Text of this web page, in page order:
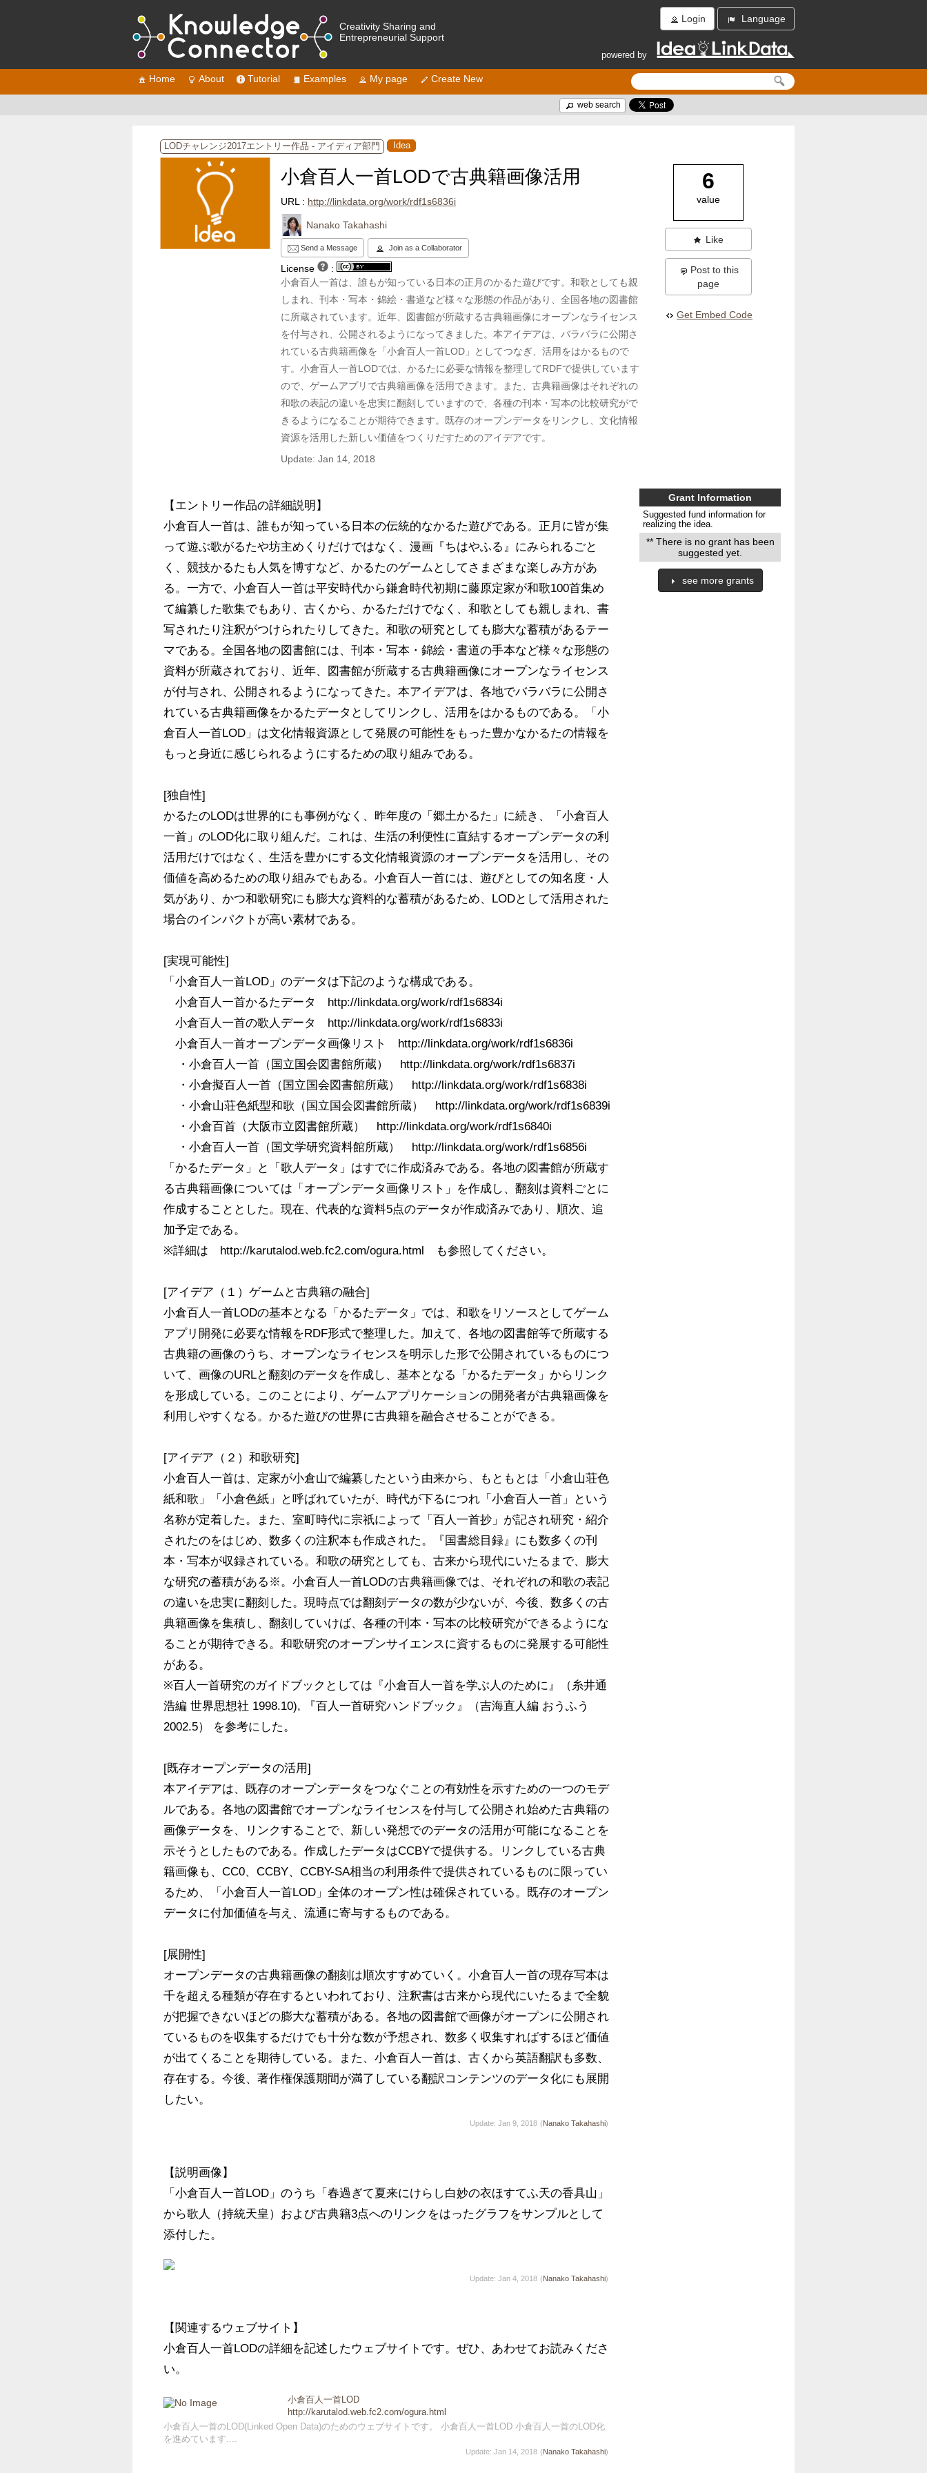
Creativity Sharing and
Entrepreneurial Support
Login Language
powered by
Home About Tutorial Examples My page Create New
web search
LODチャレンジ2017エントリー作品 - アイディア部門 Idea
小倉百人一首LODで古典籍画像活用
URL : http://linkdata.org/work/rdf1s6836i
Nanako Takahashi
Send a Message Join as a Collaborator
License
:
小倉百人一首は、誰もが知っている日本の正月のかるた遊びです。和歌としても親
しまれ、刊本・写本・錦絵・書道など様々な形態の作品があり、全国各地の図書館
に所蔵されています。近年、図書館が所蔵する古典籍画像にオープンなライセンス
を付与され、公開されるようになってきました。本アイデアは、バラバラに公開さ
れている古典籍画像を「小倉百人一首LOD」としてつなぎ、活用をはかるもので
す。小倉百人一首LODでは、かるたに必要な情報を整理してRDFで提供しています
ので、ゲームアプリで古典籍画像を活用できます。また、古典籍画像はそれぞれの
和歌の表記の違いを忠実に翻刻していますので、各種の刊本・写本の比較研究がで
きるようになることが期待できます。既存のオープンデータをリンクし、文化情報
資源を活用した新しい価値をつくりだすためのアイデアです。
Update: Jan 14, 2018
6
value
Like
Post to this
page
Get Embed Code
【エントリー作品の詳細説明】
小倉百人一首は、誰もが知っている日本の伝統的なかるた遊びである。正月に皆が集
って遊ぶ歌がるたや坊主めくりだけではなく、漫画『ちはやふる』にみられるごと
く、競技かるたも人気を博すなど、かるたのゲームとしてさまざまな楽しみ方があ
る。一方で、小倉百人一首は平安時代から鎌倉時代初期に藤原定家が和歌100首集め
て編纂した歌集でもあり、古くから、かるただけでなく、和歌としても親しまれ、書
写されたり注釈がつけられたりしてきた。和歌の研究としても膨大な蓄積があるテー
マである。全国各地の図書館には、刊本・写本・錦絵・書道の手本など様々な形態の
資料が所蔵されており、近年、図書館が所蔵する古典籍画像にオープンなライセンス
が付与され、公開されるようになってきた。本アイデアは、各地でバラバラに公開さ
れている古典籍画像をかるたデータとしてリンクし、活用をはかるものである。「小
倉百人一首LOD」は文化情報資源として発展の可能性をもった豊かなかるたの情報を
もっと身近に感じられるようにするための取り組みである。
[独自性]
かるたのLODは世界的にも事例がなく、昨年度の「郷土かるた」に続き、「小倉百人
一首」のLOD化に取り組んだ。これは、生活の利便性に直結するオープンデータの利
活用だけではなく、生活を豊かにする文化情報資源のオープンデータを活用し、その
価値を高めるための取り組みでもある。小倉百人一首には、遊びとしての知名度・人
気があり、かつ和歌研究にも膨大な資料的な蓄積があるため、LODとして活用された
場合のインパクトが高い素材である。
[実現可能性]
「小倉百人一首LOD」のデータは下記のような構成である。
小倉百人一首かるたデータ　http://linkdata.org/work/rdf1s6834i
小倉百人一首の歌人データ　http://linkdata.org/work/rdf1s6833i
小倉百人一首オープンデータ画像リスト　http://linkdata.org/work/rdf1s6836i
「かるたデータ」と「歌人データ」はすでに作成済みである。各地の図書館が所蔵す
る古典籍画像については「オープンデータ画像リスト」を作成し、翻刻は資料ごとに
作成することとした。現在、代表的な資料5点のデータが作成済みであり、順次、追
加予定である。
※詳細は　http://karutalod.web.fc2.com/ogura.html　も参照してください。
[アイデア（１）ゲームと古典籍の融合]
小倉百人一首LODの基本となる「かるたデータ」では、和歌をリソースとしてゲーム
アプリ開発に必要な情報をRDF形式で整理した。加えて、各地の図書館等で所蔵する
古典籍の画像のうち、オープンなライセンスを明示した形で公開されているものにつ
いて、画像のURLと翻刻のデータを作成し、基本となる「かるたデータ」からリンク
を形成している。このことにより、ゲームアプリケーションの開発者が古典籍画像を
利用しやすくなる。かるた遊びの世界に古典籍を融合させることができる。
[アイデア（２）和歌研究]
小倉百人一首は、定家が小倉山で編纂したという由来から、もともとは「小倉山荘色
紙和歌」「小倉色紙」と呼ばれていたが、時代が下るにつれ「小倉百人一首」という
名称が定着した。また、室町時代に宗祇によって「百人一首抄」が記され研究・紹介
されたのをはじめ、数多くの注釈本も作成された。『国書総目録』にも数多くの刊
本・写本が収録されている。和歌の研究としても、古来から現代にいたるまで、膨大
な研究の蓄積がある※。小倉百人一首LODの古典籍画像では、それぞれの和歌の表記
の違いを忠実に翻刻した。現時点では翻刻データの数が少ないが、今後、数多くの古
典籍画像を集積し、翻刻していけば、各種の刊本・写本の比較研究ができるようにな
ることが期待できる。和歌研究のオープンサイエンスに資するものに発展する可能性
がある。
※百人一首研究のガイドブックとしては『小倉百人一首を学ぶ人のために』（糸井通
浩編 世界思想社 1998.10), 『百人一首研究ハンドブック』（吉海直人編 おうふう
2002.5） を参考にした。
[既存オープンデータの活用]
本アイデアは、既存のオープンデータをつなぐことの有効性を示すための一つのモデ
ルである。各地の図書館でオープンなライセンスを付与して公開され始めた古典籍の
画像データを、リンクすることで、新しい発想でのデータの活用が可能になることを
示そうとしたものである。作成したデータはCCBYで提供する。リンクしている古典
籍画像も、CC0、CCBY、CCBY-SA相当の利用条件で提供されているものに限ってい
るため、「小倉百人一首LOD」全体のオープン性は確保されている。既存のオープン
データに付加価値を与え、流通に寄与するものである。
[展開性]
オープンデータの古典籍画像の翻刻は順次すすめていく。小倉百人一首の現存写本は
千を超える種類が存在するといわれており、注釈書は古来から現代にいたるまで全貌
が把握できないほどの膨大な蓄積がある。各地の図書館で画像がオープンに公開され
ているものを収集するだけでも十分な数が予想され、数多く収集すればするほど価値
が出てくることを期待している。また、小倉百人一首は、古くから英語翻訳も多数、
存在する。今後、著作権保護期間が満了している翻訳コンテンツのデータ化にも展開
Update: Jan 9, 2018 (Nanako Takahashi)
【説明画像】
「小倉百人一首LOD」のうち「春過ぎて夏来にけらし白妙の衣ほすてふ天の香具山」
から歌人（持統天皇）および古典籍3点へのリンクをはったグラフをサンプルとして
添付した。
Update: Jan 4, 2018 (Nanako Takahashi)
【関連するウェブサイト】
小倉百人一首LODの詳細を記述したウェブサイトです。ぜひ、あわせてお読みくださ
い。
小倉百人一首LOD
http://karutalod.web.fc2.com/ogura.html
小倉百人一首のLOD(Linked Open Data)のためのウェブサイトです。 小倉百人一首LOD 小倉百人一首のLOD化
を進めています....
Update: Jan 14, 2018 (Nanako Takahashi)
Grant Information
Suggested fund information for
realizing the idea.
** There is no grant has been
suggested yet.
see more grants